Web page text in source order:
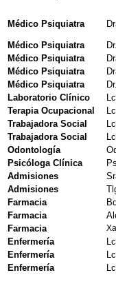
Médico Psiquiatra
Médico Psiquiatra
Médico Psiquiatra
Médico Psiquiatra
Médico Psiquiatra
Laboratorio Clínico
Terapia Ocupacional
Trabajadora Social
Trabajadora Social
Odontología
Psicóloga Clínica
Admisiones
Admisiones
Farmacia
Farmacia
Farmacia
Enfermería
Enfermería
Enfermería